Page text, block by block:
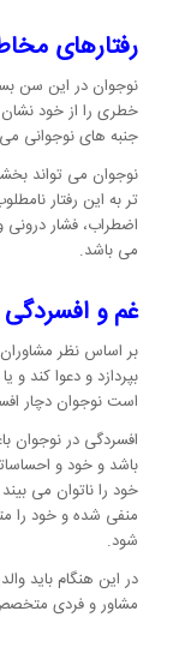
رفتارهای
نوجوان در این سن
خطری را از خود
جنبه های نوجوانی
نوجوان می تواند
تر به این رفتار
اضطراب، فشار
می باشد.
غم و افسردگی
بر اساس نظر
بپردازد و دعوا کند و
است نوجوان دچار
افسردگی در نوجوان
باشد و خود و
خود را ناتوان می
منفی شده و خود را
شود.
در این هنگام باید
مشاور و فردی